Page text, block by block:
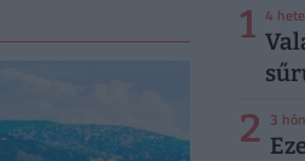
1 4 hete
2 3